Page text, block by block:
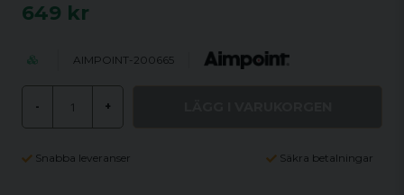
649 kr
AIMPOINT-200665
- +
Snabba leveranser Säkra betalningar